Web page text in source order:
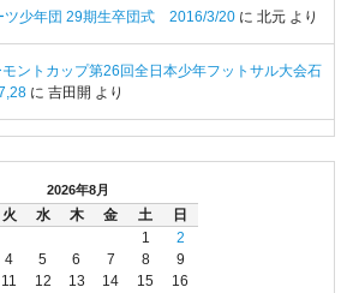
ツ少年団 29期生卒団式 2016/3/20 に 北元 より
ントカップ第26回全日本少年フットサル大会石
に 吉田開 より
2026年8月
火 水 木 金 土 日
1
2
4 5 6 7 8
9
11 12 13 14 15
16